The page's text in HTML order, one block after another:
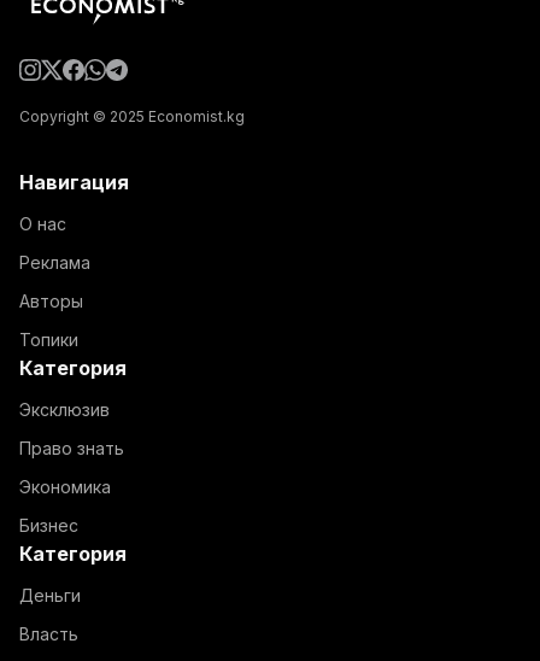
Copyright © 2025 Economist.kg
Навигация
О нас
Реклама
Авторы
Топики
Категория
Эксклюзив
Право знать
Экономика
Бизнес
Категория
Деньги
Власть